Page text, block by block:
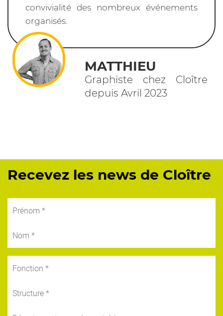
convivialité des nombreux événements
organisés.
MATTHIEU
Graphiste chez Cloître
depuis Avril 2023
Recevez les news de Cloître